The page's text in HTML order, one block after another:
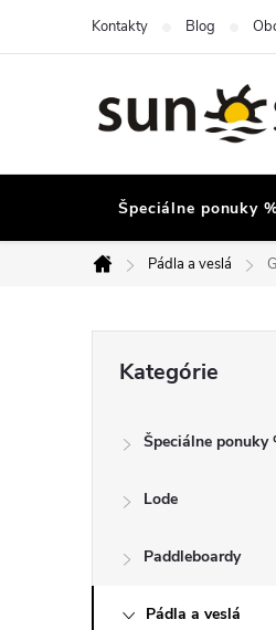
Kontakty Blog
Špeciálne ponuky
Domov
Pádla a veslá
ý
kategórie
Kategórie
Špeciálne ponuky
Lode
Paddleboardy
Pádla a veslá